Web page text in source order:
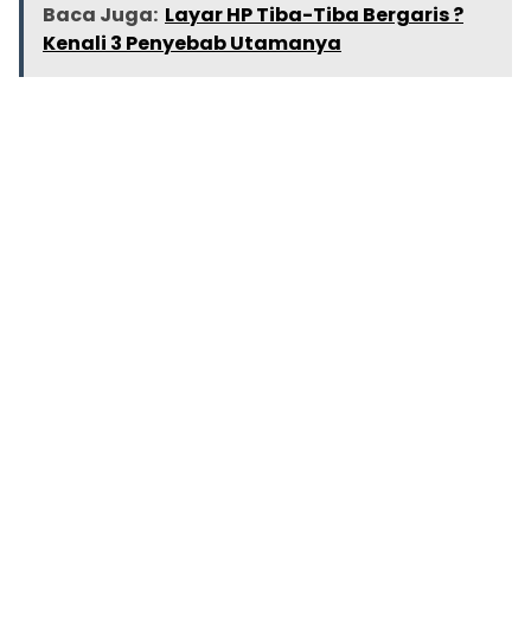
Baca Juga: Layar HP Tiba-Tiba Bergaris ?
Kenali 3 Penyebab Utamanya